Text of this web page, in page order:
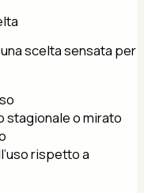
scelta sensata per
stagionale o mirato
rispetto a